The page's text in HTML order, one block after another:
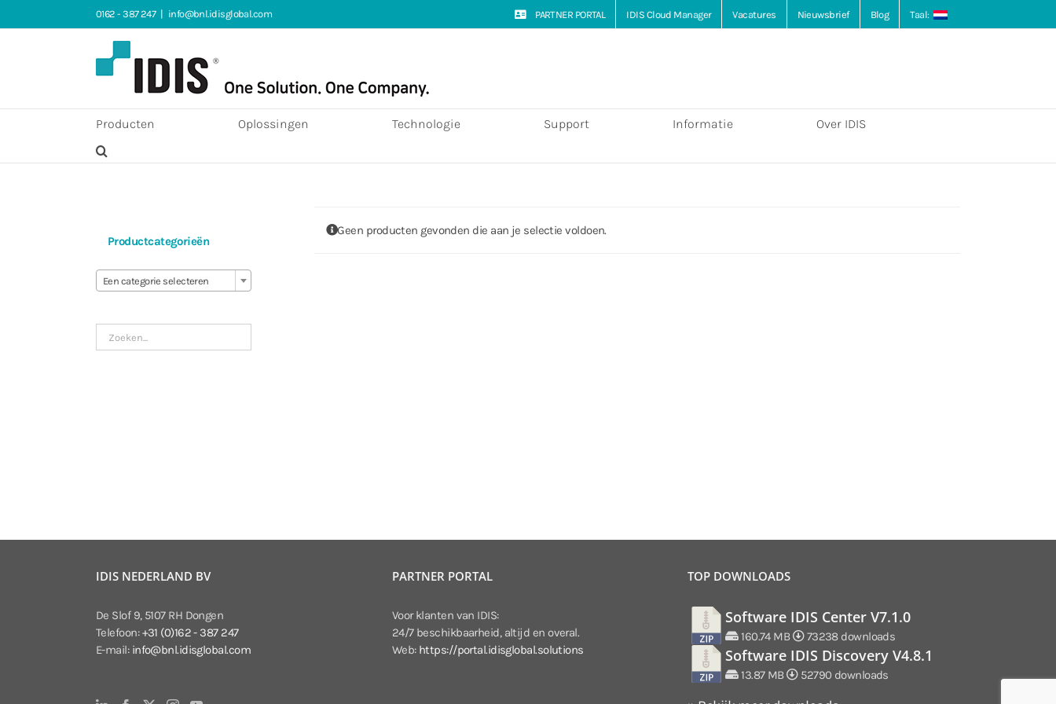
naar
0162 - 387 247 | info@bnl.idisglobal.com PARTNER PORTAL IDIS Cloud Manager Vacatures Nieuwsbrief Blog Taal:
Producten Oplossingen Technologie Support Informatie Over IDIS
Geen producten gevonden die aan je selectie voldoen.
Productcategorieën
Een categorie selecteren
IDIS NEDERLAND BV
De Slof 9, 5107 RH Dongen
Telefoon:+31 (0)162 - 387 247
E-mail: info@bnl.idisglobal.com
PARTNER PORTAL
Voor klanten van IDIS:
24/7 beschikbaarheid, altijd en overal.
Web: https://portal.idisglobal.solutions
TOP DOWNLOADS
Software IDIS Center V7.1.0
160.74 MB 73238 downloads
Software IDIS Discovery V4.8.1
13.87 MB 52790 downloads